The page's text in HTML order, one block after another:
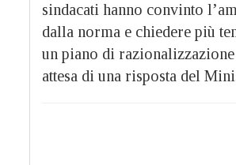
sindacati hanno convinto
dalla norma e chiedere più
un piano di razionalizzazione
attesa di una risposta del